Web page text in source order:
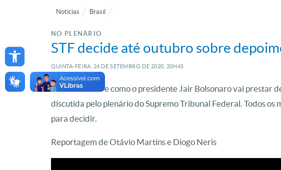
Open toolbar
Notícias Brasil
NO PLENÁRIO
STF decide até outubro sobre
QUINTA-FEIRA, 24 DE SETEMBRO DE 2020, 20H45
A decisão sobre como o presidente Jair Bolsonaro vai prestar
discutida pelo plenário do Supremo Tribunal Federal. Todos
para decidir.
Reportagem de Otávio Martins e Diogo Neris